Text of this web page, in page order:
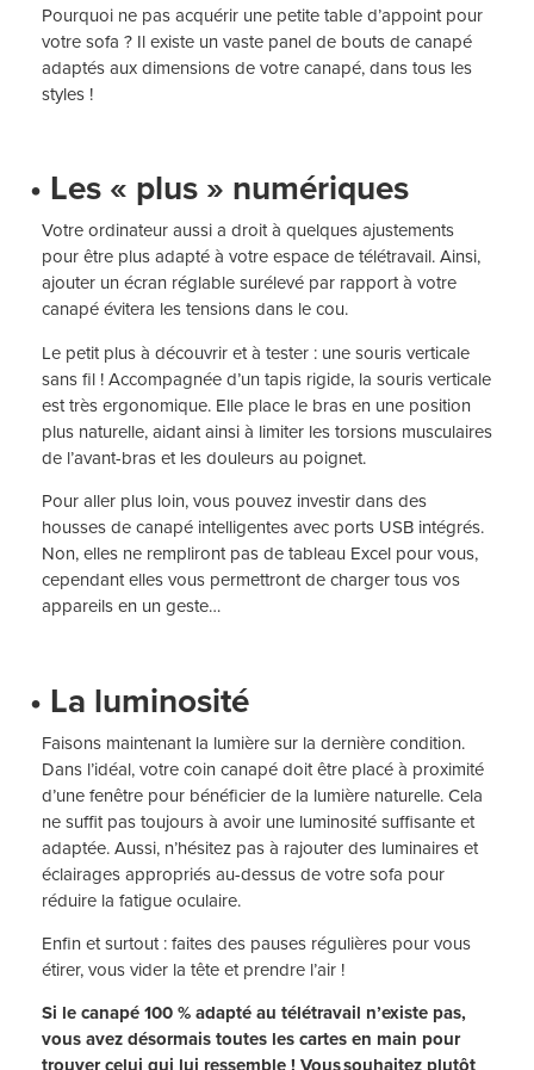
Pourquoi ne pas acquérir une petite table d’appoint pour
votre sofa ? Il existe un vaste panel de bouts de canapé
adaptés aux dimensions de votre canapé, dans tous les
styles !
• Les « plus » numériques
Votre ordinateur aussi a droit à quelques ajustements
pour être plus adapté à votre espace de télétravail. Ainsi,
ajouter un écran réglable surélevé par rapport à votre
canapé évitera les tensions dans le cou.
Le petit plus à découvrir et à tester : une souris verticale
sans fil ! Accompagnée d’un tapis rigide, la souris verticale
est très ergonomique. Elle place le bras en une position
plus naturelle, aidant ainsi à limiter les torsions musculaires
de l’avant-bras et les douleurs au poignet.
Pour aller plus loin, vous pouvez investir dans des
housses de canapé intelligentes avec ports USB intégrés.
Non, elles ne rempliront pas de tableau Excel pour vous,
cependant elles vous permettront de charger tous vos
appareils en un geste…
• La luminosité
Faisons maintenant la lumière sur la dernière condition.
Dans l’idéal, votre coin canapé doit être placé à proximité
d’une fenêtre pour bénéficier de la lumière naturelle. Cela
ne suffit pas toujours à avoir une luminosité suffisante et
adaptée. Aussi, n’hésitez pas à rajouter des luminaires et
éclairages appropriés au-dessus de votre sofa pour
réduire la fatigue oculaire.
Enfin et surtout : faites des pauses régulières pour vous
étirer, vous vider la tête et prendre l’air !
Si le canapé 100 % adapté au télétravail n’existe pas,
vous avez désormais toutes les cartes en main pour